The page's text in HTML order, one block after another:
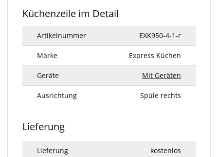
Küchenzeile im Detail
Artikelnummer EXK950-4-1-r
Marke Express Küchen
Geräte Mit Geräten
Ausrichtung Spüle rechts
Lieferung
Lieferung kostenlos